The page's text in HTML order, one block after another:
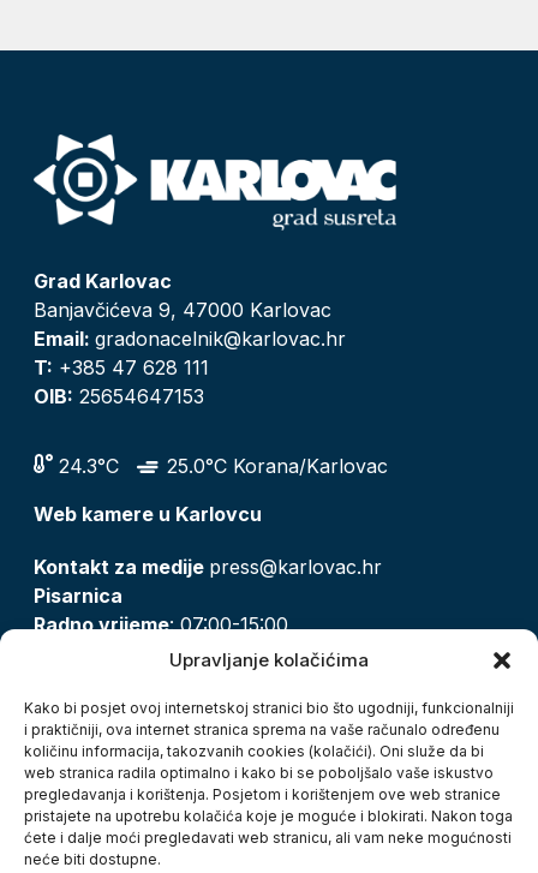
Upravljanje kolačićima
Kako bi posjet ovoj internetskoj stranici bio što ugodniji, funkcionalniji
i praktičniji, ova internet stranica sprema na vaše računalo određenu
količinu informacija, takozvanih cookies (kolačići). Oni služe da bi
web stranica radila optimalno i kako bi se poboljšalo vaše iskustvo
pregledavanja i korištenja. Posjetom i korištenjem ove web stranice
pristajete na upotrebu kolačića koje je moguće i blokirati. Nakon toga
ćete i dalje moći pregledavati web stranicu, ali vam neke mogućnosti
neće biti dostupne.
Grad Karlovac
Banjavčićeva 9, 47000 Karlovac
Email: gradonacelnik@karlovac.hr
T: +385 47 628 111
OIB: 25654647153
24.3°C
25.0°C Korana/Karlovac
Web kamere u Karlovcu
Kontakt za medije press@karlovac.hr
Pisarnica
Radno vrijeme: 07:00-15:00
pisarnica@karlovac.hr
Zaštita osobnih podataka
Pristup informacijama
Kolačići
Izjava o pristupačnosti